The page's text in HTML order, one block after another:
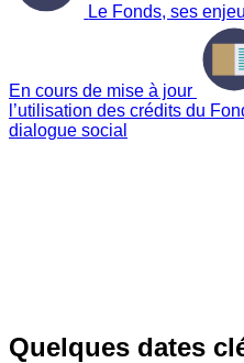
Le Fonds, ses
En cours de mise à jour
l’utilisation des crédits du
dialogue social
Quelques dates